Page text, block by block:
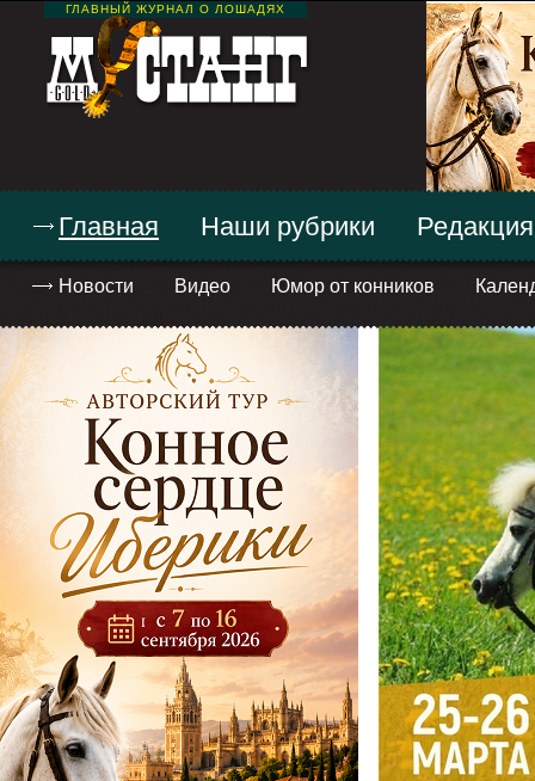
ГЛАВНЫЙ ЖУРНАЛ О ЛОШАДЯХ
Главная
Новости Видео Юмор от конников
Наши рубрики Редакция